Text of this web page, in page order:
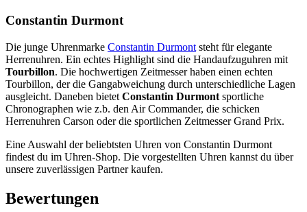
Constantin Durmont
Die junge Uhrenmarke Constantin Durmont steht für elegante
Herrenuhren. Ein echtes Highlight sind die Handaufzuguhren mit
Tourbillon. Die hochwertigen Zeitmesser haben einen echten
Tourbillon, der die Gangabweichung durch unterschiedliche Lagen
ausgleicht. Daneben bietet Constantin Durmont sportliche
Chronographen wie z.b. den Air Commander, die schicken
Herrenuhren Carson oder die sportlichen Zeitmesser Grand Prix.
Eine Auswahl der beliebtsten Uhren von Constantin Durmont
findest du im Uhren-Shop. Die vorgestellten Uhren kannst du über
unsere zuverlässigen Partner kaufen.
Bewertungen